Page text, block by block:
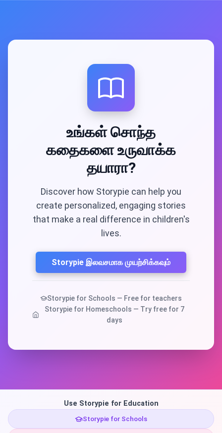
உங்கள் சொந்த
கதைகளை உருவாக்க
தயாரா?
Discover how Storypie can help you
create personalized, engaging stories
that make a real difference in children's
lives.
Storypie இலவசமாக முயற்சிக்கவும்
Storypie for Schools — Free for teachers
Storypie for Homeschools — Try free for 7
days
Use Storypie for Education
Storypie for Schools